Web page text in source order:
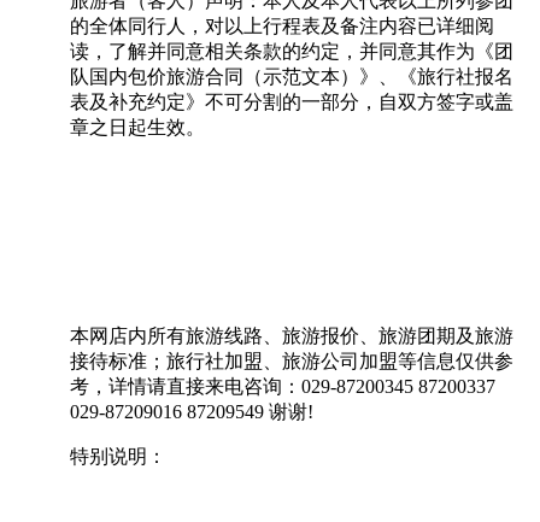
的全体同行人，对以上行程表及备注内容已详细阅
读，了解并同意相关条款的约定，并同意其作为《团
队国内包价旅游合同（示范文本）》、《旅行社报名
表及补充约定》不可分割的一部分，自双方签字或盖
章之日起生效。
本网店内所有旅游线路、旅游报价、旅游团期及旅游
接待标准；旅行社加盟、旅游公司加盟等信息仅供参
考，详情请直接来电咨询：029-87200345 87200337
029-87209016 87209549 谢谢!
特别说明：